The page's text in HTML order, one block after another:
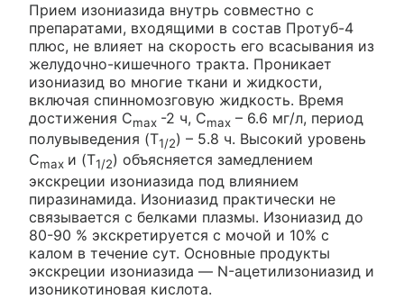
Прием изониазида внутрь совместно с
препаратами, входящими в состав Протуб-4
плюс, не влияет на скорость его всасывания из
желудочно-кишечного тракта. Проникает
изониазид во многие ткани и жидкости,
включая спинномозговую жидкость. Время
достижения Cmax -2 ч, Cmax – 6.6 мг/л, период
полувыведения (T1/2) – 5.8 ч. Высокий уровень
Cmax и (T1/2) объясняется замедлением
экскреции изониазида под влиянием
пиразинамида. Изониазид практически не
связывается с белками плазмы. Изониазид до
80-90 % экскретируется с мочой и 10% с
калом в течение сут. Основные продукты
экскреции изониазида — N-ацетилизониазид и
изоникотиновая кислота.